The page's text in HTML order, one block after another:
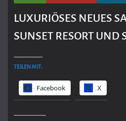
LUXURIÖSES NEUES
SUNSET RESORT UND
TEILEN MIT:
Facebook X